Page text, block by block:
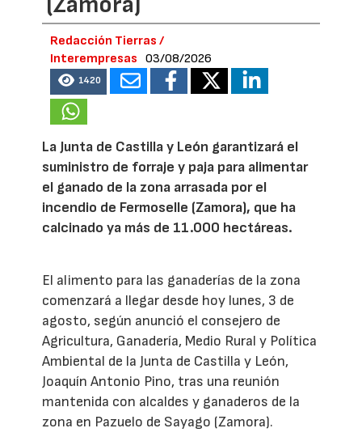
Redacción Tierras /
Interempresas
03/08/2026
1420
La Junta de Castilla y León garantizará el
suministro de forraje y paja para alimentar
el ganado de la zona arrasada por el
incendio de Fermoselle (Zamora), que ha
calcinado ya más de 11.000 hectáreas.
El alimento para las ganaderías de la zona
comenzará a llegar desde hoy lunes, 3 de
agosto, según anunció el consejero de
Agricultura, Ganadería, Medio Rural y Política
Ambiental de la Junta de Castilla y León,
Joaquín Antonio Pino, tras una reunión
mantenida con alcaldes y ganaderos de la
zona en Pazuelo de Sayago (Zamora).